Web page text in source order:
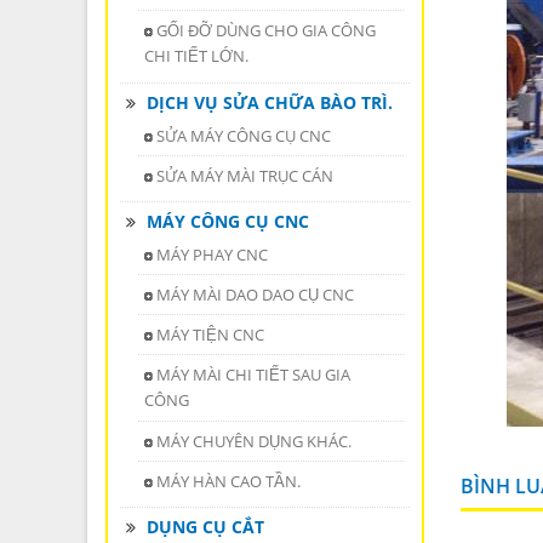
GỐI ĐỠ DÙNG CHO GIA CÔNG
CHI TIẾT LỚN.
DỊCH VỤ SỬA CHỮA BÀO TRÌ.
SỬA MÁY CÔNG CỤ CNC
SỬA MÁY MÀI TRỤC CÁN
MÁY CÔNG CỤ CNC
MÁY PHAY CNC
MÁY MÀI DAO DAO CỤ CNC
MÁY TIỆN CNC
MÁY MÀI CHI TIẾT SAU GIA
CÔNG
MÁY CHUYÊN DỤNG KHÁC.
MÁY HÀN CAO TẦN.
DỤNG CỤ CẮT
BÌNH